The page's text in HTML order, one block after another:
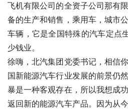
飞机有限公司的全资子公司那有
备的生产和销售，乘用车，城市
车辆，它是全国特殊的汽车定点
少钱业。
徐嗨，北汽集团党委书记，相信
国新能源汽车行业发展的前景仍
暴是一种客观存在，所以我想成
返回新的能源汽车产品。因为从